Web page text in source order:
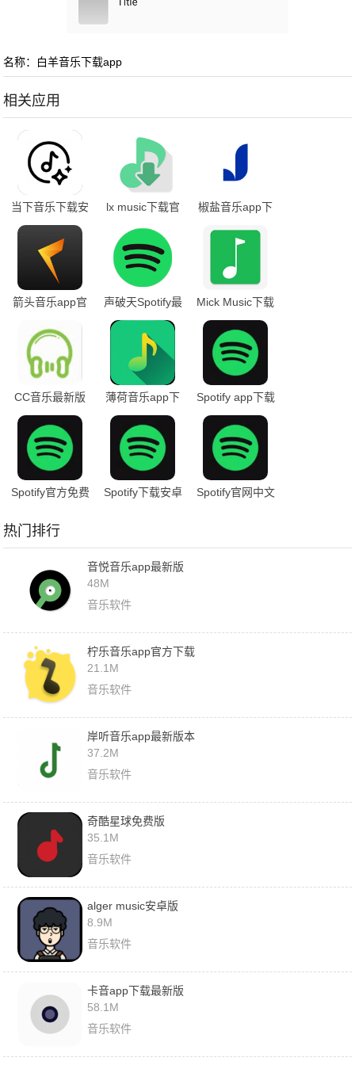
名称：白羊音乐下载app
相关应用
当下音乐下载安
装
lx music下载官
椒盐音乐app下
箭头音乐app官
版
声破天Spotify最
新版
Mick Music下载
最新版
CC音乐最新版
下载官网版
薄荷音乐app下
载官网免费安装
Spotify app下载
Spotify官方免费
Spotify下载安卓
Spotify官网中文
热门排行
音悦音乐app最新版
48M
音乐软件
柠乐音乐app官方下载
21.1M
音乐软件
岸听音乐app最新版本
37.2M
音乐软件
奇酷星球免费版
35.1M
音乐软件
alger music安卓版
8.9M
音乐软件
卡音app下载最新版
58.1M
音乐软件